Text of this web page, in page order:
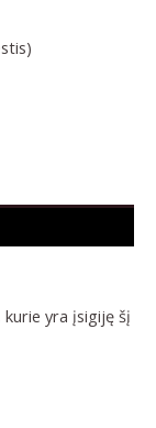
yra įsigiję šį